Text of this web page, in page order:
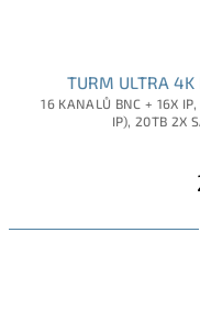
TURM ULTRA 4K
16 KANALŮ BNC + 16X IP,
IP), 20TB 2X